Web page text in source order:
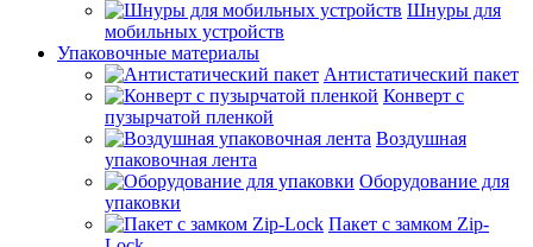
Шнуры для
мобильных устройств
Упаковочные материалы
Антистатический пакет
Конверт с
пузырчатой пленкой
Воздушная
упаковочная лента
Оборудование для
упаковки
Пакет с замком Zip-